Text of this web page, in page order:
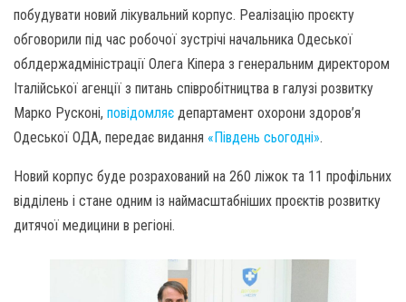
побудувати новий лікувальний корпус. Реалізацію проєкту
обговорили під час робочої зустрічі начальника Одеської
облдержадміністрації Олега Кіпера з генеральним директором
Італійської агенції з питань співробітництва в галузі розвитку
Марко Русконі, повідомляє департамент охорони здоров’я
Одеської ОДА, передає видання «Південь сьогодні».
Новий корпус буде розрахований на 260 ліжок та 11 профільних
відділень і стане одним із наймасштабніших проєктів розвитку
дитячої медицини в регіоні.